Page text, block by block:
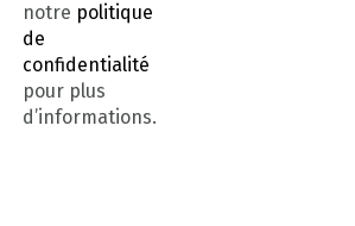
notre politique
de
confidentialité
pour plus
d’informations.